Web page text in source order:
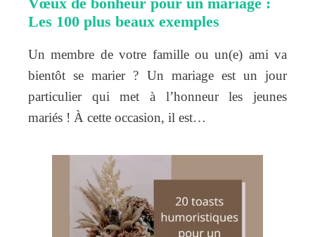
Les 100 plus beaux exemples
Un membre de votre famille ou un(e) ami va
bientôt se marier ? Un mariage est un jour
particulier qui met à l’honneur les jeunes
mariés ! À cette occasion, il est…